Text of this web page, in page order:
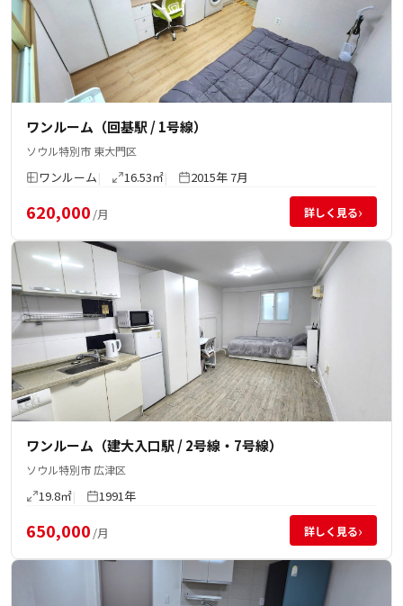
ワンルーム（回基駅 / 1号線）
ソウル特別市 東大門区
ワンルーム 16.53㎡ 2015年 7月
620,000 /月 詳しく見る›
ワンルーム（建大入口駅 / 2号線・7号線）
ソウル特別市 広津区
19.8㎡ 1991年
650,000 /月 詳しく見る›